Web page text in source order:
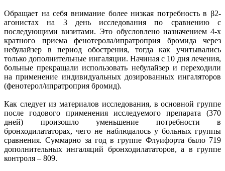
Обращает на себя внимание более низкая потребность в β2-
агонистах на 3 день исследования по сравнению с
последующими визитами. Это обусловлено назначением 4-х
кратного приема фенотерола/ипратроприя бромида через
небулайзер в период обострения, тогда как учитывались
только дополнительные ингаляции. Начиная с 10 дня лечения,
больные прекращали использовать небулайзер и переходили
на применение индивидуальных дозированных ингаляторов
(фенотерол/ипратроприя бромид).
Как следует из материалов исследования, в основной группе
после годового применения исследуемого препарата (370
дней) произошло уменьшение потребности в
бронходилататорах, чего не наблюдалось у больных группы
сравнения. Суммарно за год в группе Флуифорта было 719
дополнительных ингаляций бронходилататоров, а в группе
контроля – 809.